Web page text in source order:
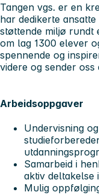
Tangen vgs. er en
har dedikerte
støttende miljø rundt
om lag 1300 elever
spennende og
videre og sender oss
Arbeidsoppgaver
Undervisning
Samarbeid i
aktiv deltakelse
Mulig